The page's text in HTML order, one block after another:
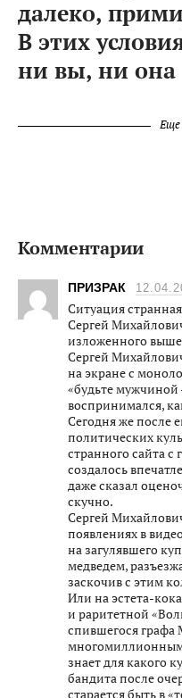
далеко,
В этих
ни вы, ни она
Комментарии
ПРИЗРАК
Ситуация
Сергей
изложенного
Сергей
на экране с
«будьте мужчиной
воспринимался,
Сегодня же после
политических
странного сайта
создалось
даже сказал
скучно.
Сергей
появлениях в
на загулявшего
медведем,
заскочив с этим
Или на эстета-
и раритетной
спившегося графа
знает для какого
бандита после
старается быть в